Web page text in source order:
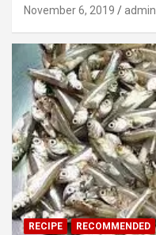
November 6, 2019 admin
RECIPE RECOMMENDED